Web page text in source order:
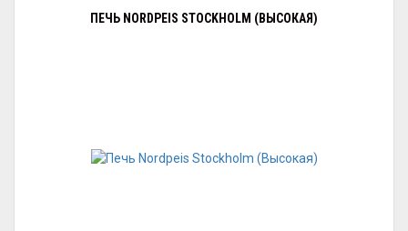
ПЕЧЬ NORDPEIS STOCKHOLM (ВЫСОКАЯ)